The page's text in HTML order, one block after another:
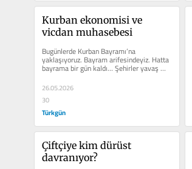
Kurban ekonomisi ve
vicdan muhasebesi
Bugünlerde Kurban Bayramı’na
yaklaşıyoruz. Bayram arifesindeyiz. Hatta
bayrama bir gün kaldı… Şehirler yavaş
yavaş boşalıyor. Kimi...
26.05.2026
30
Türkgün
Çiftçiye kim dürüst
davranıyor?